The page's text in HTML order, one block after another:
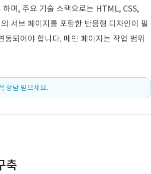
며, 주요 기술 스택으로는 HTML, CSS,
서브 페이지를 포함한 반응형 디자인이 필
되어야 합니다. 메인 페이지는 작업 범위
상담 받으세요.
축